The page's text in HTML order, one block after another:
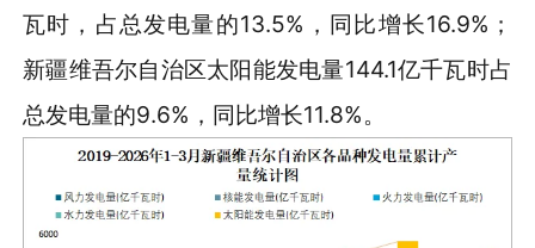
瓦时，占总发电量的13.5%，同比增长16.9%；
新疆维吾尔自治区太阳能发电量144.1亿千瓦时占
总发电量的9.6%，同比增长11.8%。